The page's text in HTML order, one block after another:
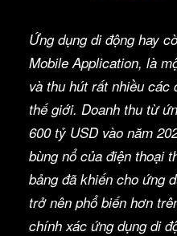
Ứng dụng di động hay
Mobile Application, là
và thu hút rất nhiều các
thế giới. Doanh thu từ
600 tỷ USD vào năm
bùng nổ của điện thoại
bảng đã khiến cho ứng
trở nên phổ biến hơn
chính xác ứng dụng di